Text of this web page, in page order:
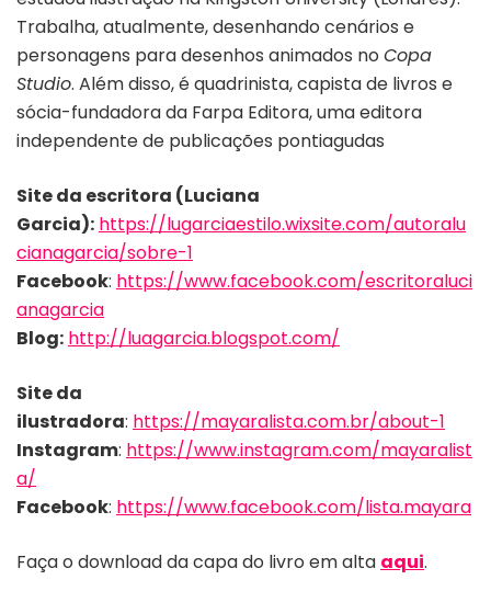
Trabalha, atualmente, desenhando cenários e
personagens para desenhos animados no Copa
Studio. Além disso, é quadrinista, capista de livros e
sócia-fundadora da Farpa Editora, uma editora
independente de publicações pontiagudas
Site da escritora (Luciana
Garcia): https://lugarciaestilo.wixsite.com/autoralu
cianagarcia/sobre-1
Facebook: https://www.facebook.com/escritoraluci
anagarcia
Blog: http://luagarcia.blogspot.com/
Site da
ilustradora: https://mayaralista.com.br/about-1
Instagram: https://www.instagram.com/mayaralist
a/
Facebook: https://www.facebook.com/lista.mayara
Faça o download da capa do livro em alta aqui.